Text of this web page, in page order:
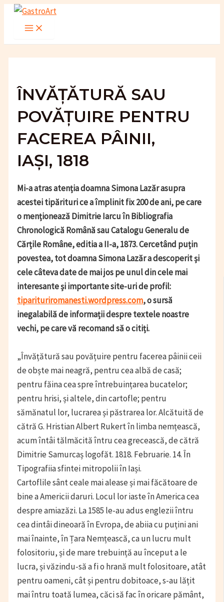
Skip
Main
ÎNVĂȚĂTURĂ SAU
POVĂȚUIRE PENTRU
FACEREA PÂINII,
IAȘI, 1818
Mi-a atras atenția doamna Simona Lazăr asupra
acestei tipărituri ce a împlinit fix 200 de ani, pe care
o menționează Dimitrie Iarcu în Bibliografia
Chronologică Română sau Catalogu Generalu de
Cărțile Române, editia a II-a, 1873. Cercetând puțin
povestea, tot doamna Simona Lazăr a descoperit și
cele câteva date de mai jos pe unul din cele mai
interesante și importante site-uri de profil:
tiparituriromanesti.wordpress.com, o sursă
inegalabilă de informații despre textele noastre
vechi, pe care vă recomand să o citiți.
„Învățătură sau povățuire pentru facerea pâinii ceii
de obște mai neagră, pentru cea albă de casă;
pentru făina cea spre întrebuințarea bucatelor;
pentru hrisi, și altele, din cartofle; pentru
sămănatul lor, lucrarea și păstrarea lor. Alcătuită de
cătră G. Hristian Albert Rukert în limba nemțească,
acum întâi tălmăcită întru cea grecească, de cătră
Dimitrie Samurcaș logofăt. 1818. Februarie. 14. În
Tipografiia sfintei mitropolii în Iași.
Cartoflile sânt ceale mai alease și mai făcătoare de
bine a Americii daruri. Locul lor iaste în America cea
despre amiazăzi. La 1585 le-au adus englezii întru
cea dintâi dineoară în Evropa, de abiia cu puțini ani
mai înainte, în Țara Nemțească, ca un lucru mult
folositoriu, și de mare trebuință au început a le
lucra, și văzindu-să a fi o hrană mult folositoare, atât
pentru oameni, cât și pentru dobitoace, s-au lățit
mai întru toată lumea, căci să fac în oricare pământ,